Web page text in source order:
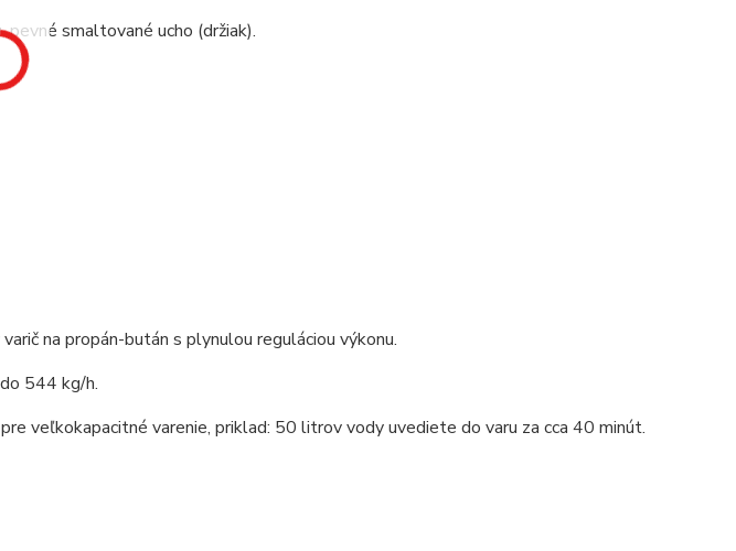
smaltované ucho (držiak).
na propán-bután s plynulou reguláciou výkonu.
544 kg/h.
veľkokapacitné varenie, priklad: 50 litrov vody uvediete do varu za cca 40 minút.